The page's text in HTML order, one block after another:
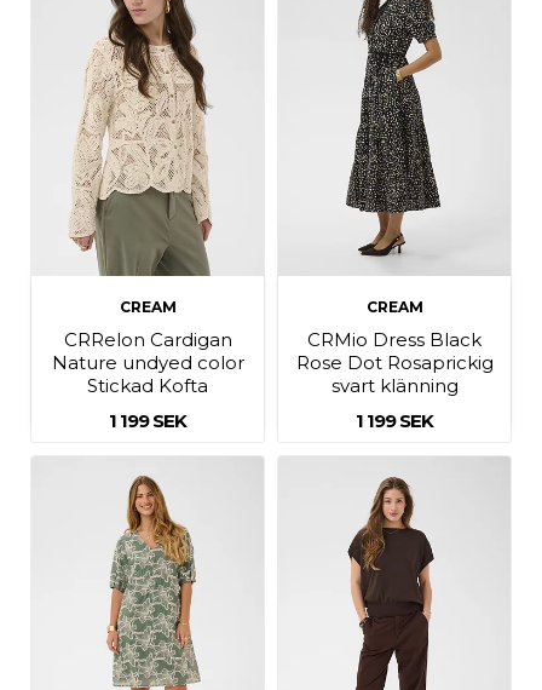
CREAM
CRRelon Cardigan
Nature undyed color
Stickad Kofta
1 199 SEK
CREAM
CRMio Dress Black
Rose Dot Rosaprickig
svart klänning
1 199 SEK